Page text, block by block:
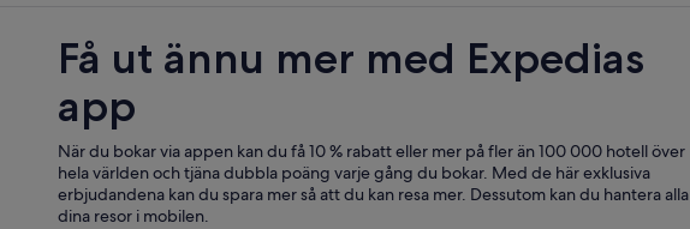
Få ut ännu mer med Expedias
app
När du bokar via appen kan du få 10 % rabatt eller mer på fler än 100 000 hotell över
hela världen och tjäna dubbla poäng varje gång du bokar. Med de här exklusiva
erbjudandena kan du spara mer så att du kan resa mer. Dessutom kan du hantera alla
dina resor i mobilen.